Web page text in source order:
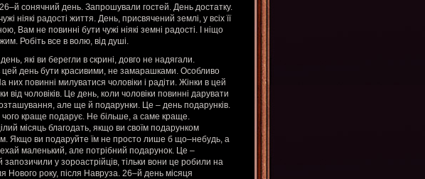
сонячний день. Запрошували гостей. День достатку.
ніякі радості життя. День, присвячений землі, у всіх її
Вам не повинні бути чужі ніякі земні радості. І ніщо
Робіть все в волю, від душі.
які ви берегли в скрині, довго не надягали.
цей день бути красивими, не замарашками. Особливо
них повинні милуватися чоловіки і радіти. Жінки в цей
від чоловіків. Це день, коли чоловіки повинні дарувати
але ще й подарунки. Це – день подарунків.
чого краще подарує. Не більше, а саме краще.
місяць благодать, якщо ви своїм подарунком
Якщо ви подаруйте їм не просто лише б що–небудь, а
маленький, але потрібний подарунок. Це –
у зороастрійців, тільки вони це робили на
Нового року, після Навруза. 26–й день місяця